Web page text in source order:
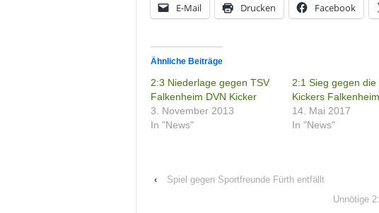
E-Mail Drucken Facebook
Ähnliche Beiträge
2:3 Niederlage gegen TSV
Falkenheim DVN Kicker
3. November 2013
In "News"
2:1 Sieg gegen die
Kickers Falkenheim
14. Mai 2017
In "News"
‹
Spiel gegen Sportfreunde Fürth entfällt
Unnötige